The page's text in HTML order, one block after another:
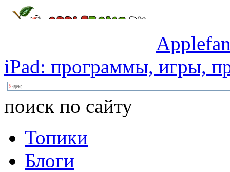
iPad: программы, игры,
поиск по сайту
Топики
Блоги